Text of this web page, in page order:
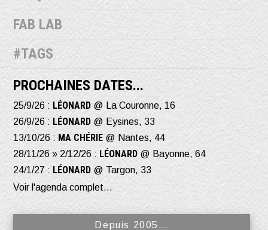
FAB LAB
#TAGS
PROCHAINES DATES...
25/9/26 : LÉONARD @ La Couronne, 16
26/9/26 : LÉONARD @ Eysines, 33
13/10/26 : MA CHÉRIE @ Nantes, 44
28/11/26 » 2/12/26 : LÉONARD @ Bayonne, 64
24/1/27 : LÉONARD @ Targon, 33
Voir l'agenda complet...
Depuis 2005…